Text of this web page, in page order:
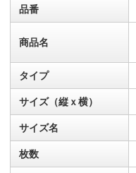
品番
商品名
タイプ
サイズ（縦ｘ横）
サイズ名
枚数